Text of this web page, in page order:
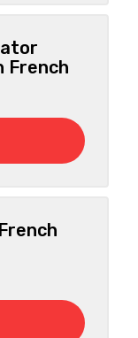
French